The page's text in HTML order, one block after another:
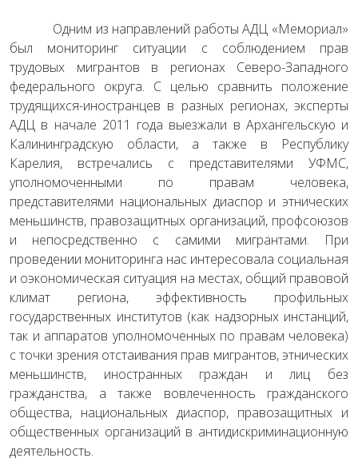
Одним из направлений работы АДЦ «Мемориал»
был мониторинг ситуации с соблюдением прав
трудовых мигрантов в регионах Северо-Западного
федерального округа. С целью сравнить положение
трудящихся-иностранцев в разных регионах, эксперты
АДЦ в начале 2011 года выезжали в Архангельскую и
Калининградскую области, а также в Республику
Карелия, встречались с представителями УФМС,
уполномоченными по правам человека,
представителями национальных диаспор и этнических
меньшинств, правозащитных организаций, профсоюзов
и непосредственно с самими мигрантами. При
проведении мониторинга нас интересовала социальная
и оэкономическая ситуация на местах, общий правовой
климат региона, эффективность профильных
государственных институтов (как надзорных инстанций,
так и аппаратов уполномоченных по правам человека)
с точки зрения отстаивания прав мигрантов, этнических
меньшинств, иностранных граждан и лиц без
гражданства, а также вовлеченность гражданского
общества, национальных диаспор, правозащитных и
общественных организаций в антидискриминационную
деятельность.